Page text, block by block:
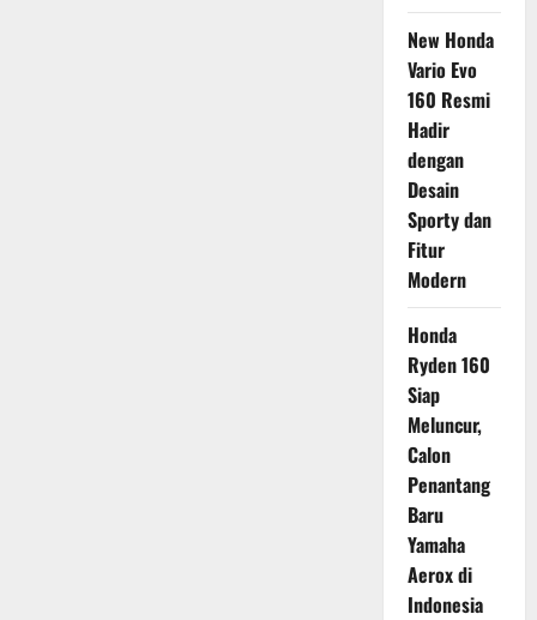
New Honda
Vario Evo
160 Resmi
Hadir
dengan
Desain
Sporty dan
Fitur
Modern
Honda
Ryden 160
Siap
Meluncur,
Calon
Penantang
Baru
Yamaha
Aerox di
Indonesia